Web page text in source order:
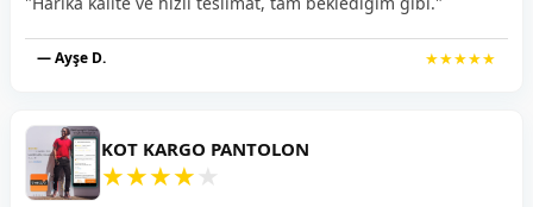
— Ayşe D. ★★★★★
KOT KARGO PANTOLON
★★★★ ★